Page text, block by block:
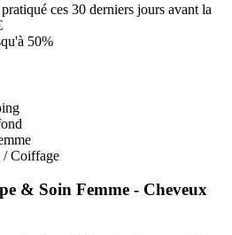
ces 30 derniers jours avant la
50%
/ Coiffage
& Soin Femme - Cheveux